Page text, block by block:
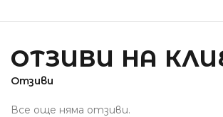
ОТЗИВИ НА
Отзиви
Все още няма отзиви.